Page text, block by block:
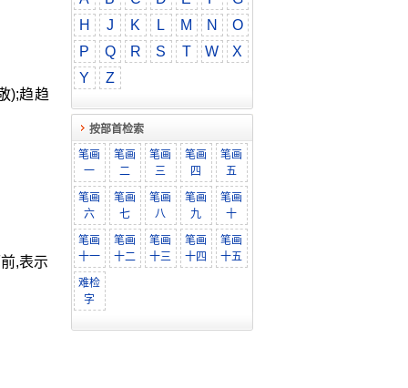
);趋趋
,表示
H
J K L M N
O
P
Q R S T W
X
Y
Z
按部首检索
笔画
一
笔画
二
笔画
三
笔画
四
笔画
五
笔画
六
笔画
七
笔画
八
笔画
九
笔画
十
笔画
十一
笔画
十二
笔画
十三
笔画
十四
笔画
十五
难检
字